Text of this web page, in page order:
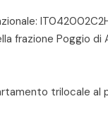
frazione Poggio
trilocale
- ampio